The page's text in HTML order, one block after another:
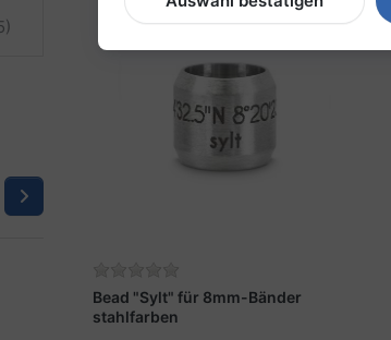
Bead "Sylt" für 8mm-Bänder
stahlfarben